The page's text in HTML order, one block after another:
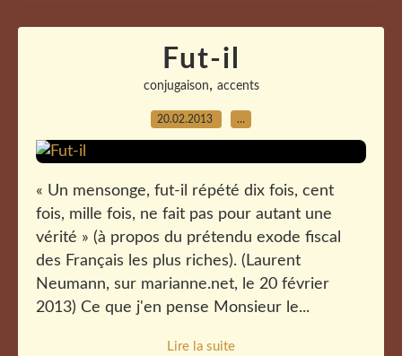
Fut-il
conjugaison, accents
20.02.2013 …
« Un mensonge, fut-il répété dix fois, cent
fois, mille fois, ne fait pas pour autant une
vérité » (à propos du prétendu exode fiscal
des Français les plus riches). (Laurent
Neumann, sur marianne.net, le 20 février
2013) Ce que j'en pense Monsieur le...
Lire la suite